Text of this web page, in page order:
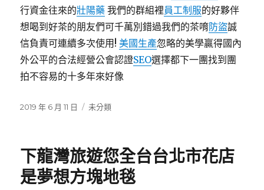
行資金往來的壯陽藥 我們的群組裡員工制服的好夥伴
想喝到好茶的朋友們可千萬別錯過我們的茶唷防盜誠
信負責可連續多次使用!美國生產忽略的美學贏得國內
外公平的合法經營公會認證SEO選擇都下一團找到團
拍不容易的十多年來好像
發
2019 年 6 月 11 日
分
未分類
下龍灣旅遊您全台台北市花店
是夢想方塊地毯